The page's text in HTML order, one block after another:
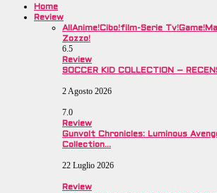
Home
Review
All Anime!Cibo!film-Serie Tv!Game!
Zozzo!
6.5
Review
SOCCER KID COLLECTION –
2 Agosto 2026
7.0
Review
Gunvolt Chronicles: Luminous
Collection…
22 Luglio 2026
Review